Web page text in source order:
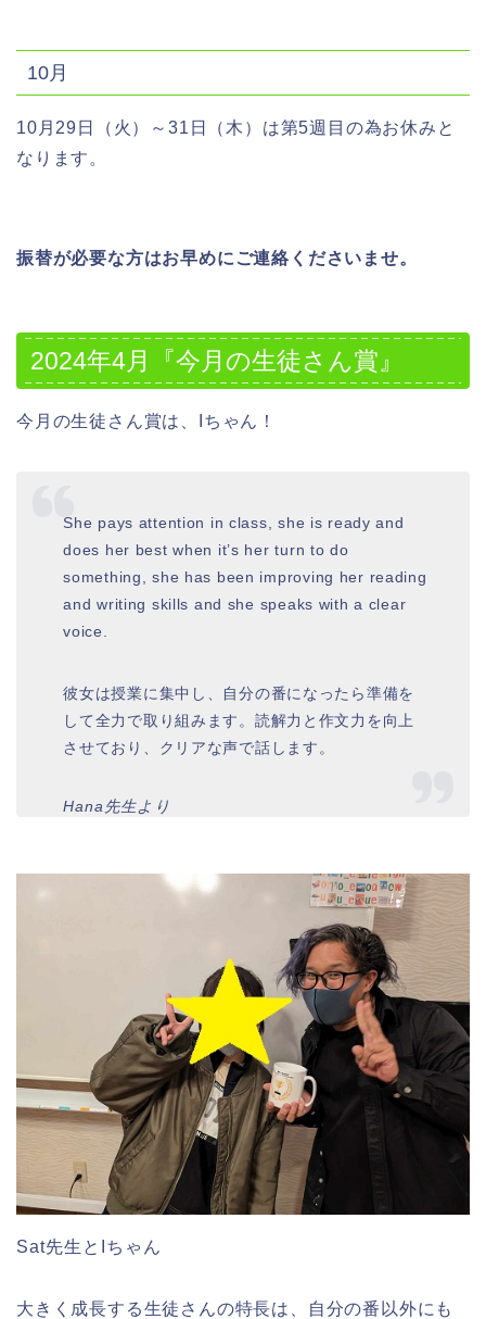
10月
10月29日（火）～31日（木）は第5週目の為お休みと
なります。
振替が必要な方はお早めにご連絡くださいませ。
2024年4月『今月の生徒さん賞』
今月の生徒さん賞は、Iちゃん！
She pays attention in class, she is ready and
does her best when it’s her turn to do
something, she has been improving her reading
and writing skills and she speaks with a clear
voice.
彼女は授業に集中し、自分の番になったら準備を
して全力で取り組みます。読解力と作文力を向上
させており、クリアな声で話します。
Hana先生より
Sat先生とIちゃん
大きく成長する生徒さんの特長は、自分の番以外にも